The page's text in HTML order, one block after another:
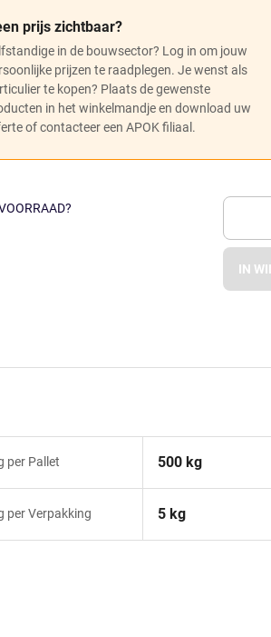
prijs zichtbaar?
in de bouwsector? Log in om jouw
prijzen te raadplegen. Je wenst als
te kopen? Plaats de gewenste
in het winkelmandje en download uw
of contacteer een APOK filiaal.
IN
per Pallet 500 kg
per Verpakking 5 kg